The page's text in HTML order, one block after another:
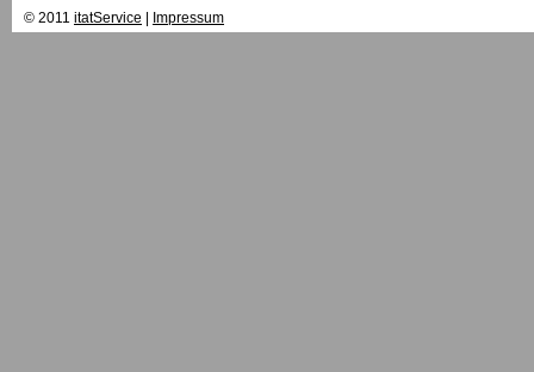
© 2011 itatService Impressum